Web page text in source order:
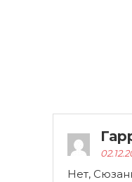
Нет,